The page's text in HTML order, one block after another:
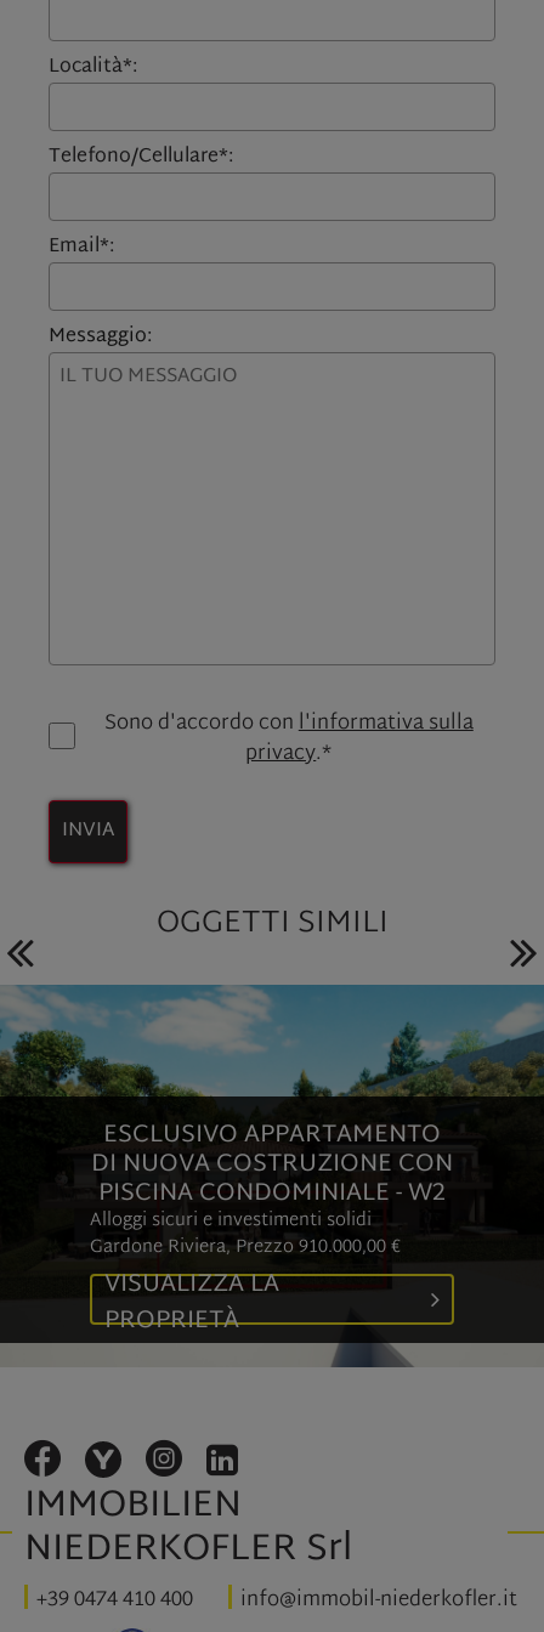
Località*:
Telefono/Cellulare*:
Email*:
Messaggio:
Sono d'accordo conl'informativa sulla
privacy.*
INVIA
OGGETTI SIMILI
ESCLUSIVO APPARTAMENTO
DI NUOVA COSTRUZIONE CON
PISCINA CONDOMINIALE - W2
Alloggi sicuri e investimenti solidi
Gardone Riviera, Prezzo910.000,00 €
VISUALIZZA LA
PROPRIETÀ
IMMOBILIEN
NIEDERKOFLER Srl
+39 0474 410 400 info@immobil-niederkofler.it